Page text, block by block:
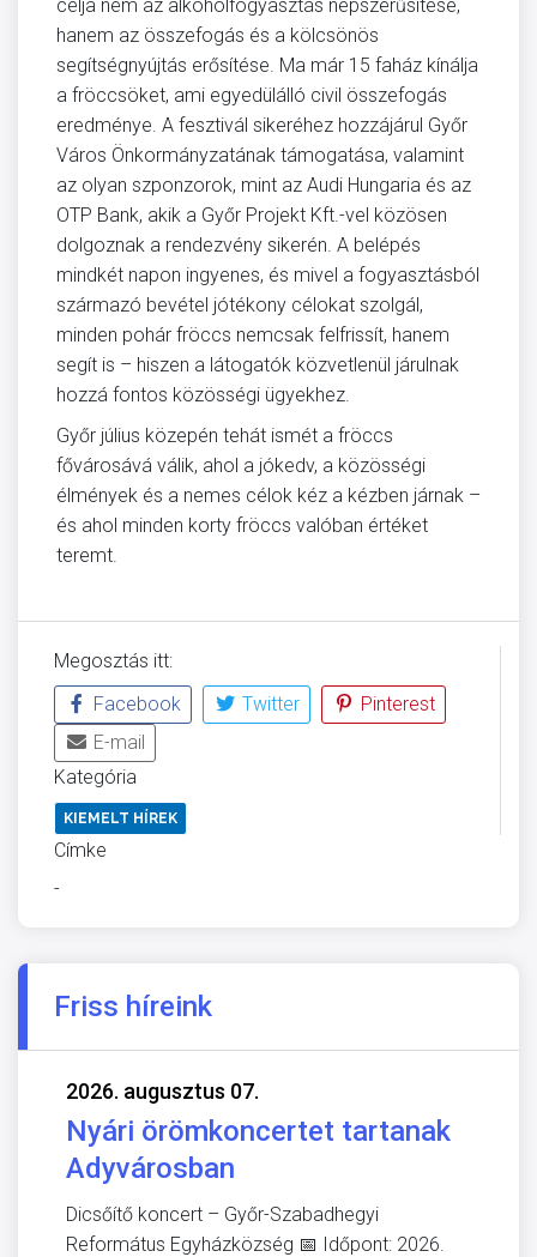
célja nem az alkoholfogyasztás népszerűsítése,
hanem az összefogás és a kölcsönös
segítségnyújtás erősítése. Ma már 15 faház kínálja
a fröccsöket, ami egyedülálló civil összefogás
eredménye. A fesztivál sikeréhez hozzájárul Győr
Város Önkormányzatának támogatása, valamint
az olyan szponzorok, mint az Audi Hungaria és az
OTP Bank, akik a Győr Projekt Kft.-vel közösen
dolgoznak a rendezvény sikerén. A belépés
mindkét napon ingyenes, és mivel a fogyasztásból
származó bevétel jótékony célokat szolgál,
minden pohár fröccs nemcsak felfrissít, hanem
segít is – hiszen a látogatók közvetlenül járulnak
hozzá fontos közösségi ügyekhez.
Győr július közepén tehát ismét a fröccs
fővárosává válik, ahol a jókedv, a közösségi
élmények és a nemes célok kéz a kézben járnak –
és ahol minden korty fröccs valóban értéket
teremt.
Megosztás itt:
Facebook
Twitter
Pinterest
E-mail
Kategória
KIEMELT HÍREK
Címke
-
Friss híreink
2026. augusztus 07.
Nyári örömkoncertet tartanak
Adyvárosban
Dicsőítő koncert – Győr-Szabadhegyi
Református Egyházközség 📅 Időpont: 2026.